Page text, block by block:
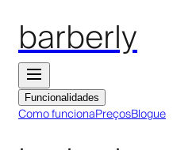
barberly
Funcionalidades
Como funcionaPreçosBlogue